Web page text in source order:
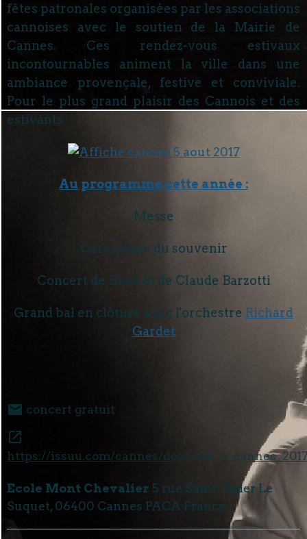
fêtes patronales organisées par les associations
cannoises avec le soutien de la Mairie de
Cannes. Ces rendez-vous estivaux
incontournables animent la ville dans une
ambiance provençale, festive et conviviale.
Pour le plus grand plaisir des Cannois et des
estivants.
Au programme cette année :
Messe
Cérémonie du souvenir
Concert de Dave et de Claude Barzotti
Grand bal en clôture avec l'orchestre Richard
Gardet
concert gratuit
https://issuu.com/cannes/docs/
Ecole Mont Chevalier 5 rue Saint-Dizier Le
Suquet, 06400 Cannes PACA France